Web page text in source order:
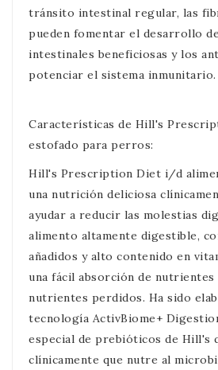
tránsito intestinal regular, las
pueden fomentar el desarrollo
intestinales beneficiosas y los
potenciar el sistema inmunitario.
Características de Hill's
estofado para perros:
Hill's Prescription Diet i/d
una nutrición deliciosa
ayudar a reducir las molestias
alimento altamente digestible,
añadidos y alto contenido en
una fácil absorción de
nutrientes perdidos. Ha sido
tecnología ActivBiome+
especial de prebióticos de Hill's
clínicamente que nutre al